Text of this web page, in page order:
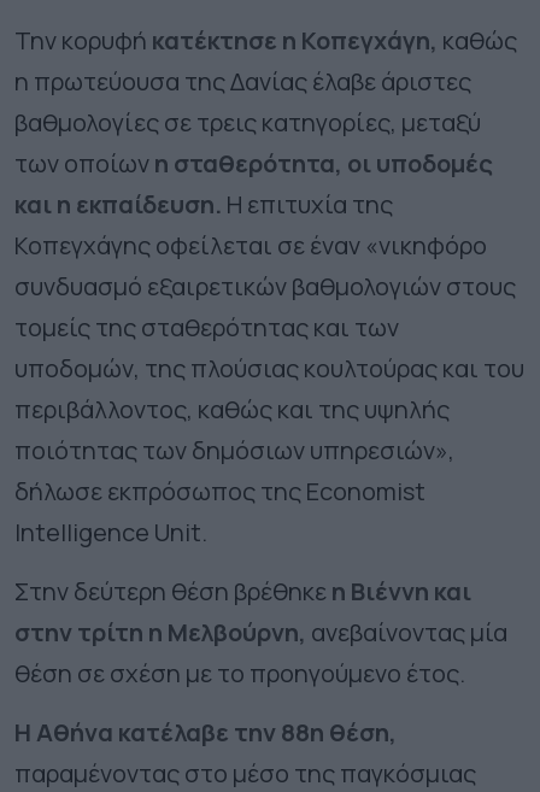
Την κορυφή κατέκτησε η Κοπεγχάγη, καθώς
η πρωτεύουσα της Δανίας έλαβε άριστες
βαθμολογίες σε τρεις κατηγορίες, μεταξύ
των οποίωνη σταθερότητα, οι υποδομές
και η εκπαίδευση. Η επιτυχία της
Κοπεγχάγης οφείλεται σε έναν «νικηφόρο
συνδυασμό εξαιρετικών βαθμολογιών στους
τομείς της σταθερότητας και των
υποδομών, της πλούσιας κουλτούρας και του
περιβάλλοντος, καθώς και της υψηλής
ποιότητας των δημόσιων υπηρεσιών»,
δήλωσε εκπρόσωπος της Economist
Intelligence Unit.
Στην δεύτερη θέση βρέθηκεη Βιέννη και
στην τρίτη η Μελβούρνη, ανεβαίνοντας μία
θέση σε σχέση με το προηγούμενο έτος.
Η Αθήνα κατέλαβε την 88η θέση,
παραμένοντας στο μέσο της παγκόσμιας